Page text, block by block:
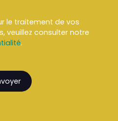
le traitement de vos
veuillez consulter notre
.